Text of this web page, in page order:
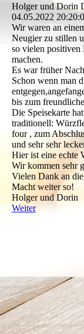
Holger und Dorin
04.05.2022
Wir waren an
Neugier zu stillen
so vielen positiven
machen.
Es war früher
Schon wenn man
bis zum
Die Speisekarte
traditionell:
four , zum
und sehr sehr
Hier ist eine echte
Wir kommen sehr
Vielen Dank an die
Macht weiter so!
Holger und Dorin
Weiter